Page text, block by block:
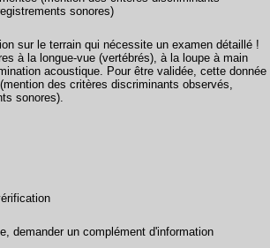
sonores)
sur le terrain qui nécessite un examen détaillé !
à la longue-vue (vertébrés), à la loupe à main
acoustique. Pour être validée, cette donnée
des critères discriminants observés,
sonores).
demander un complément d'information